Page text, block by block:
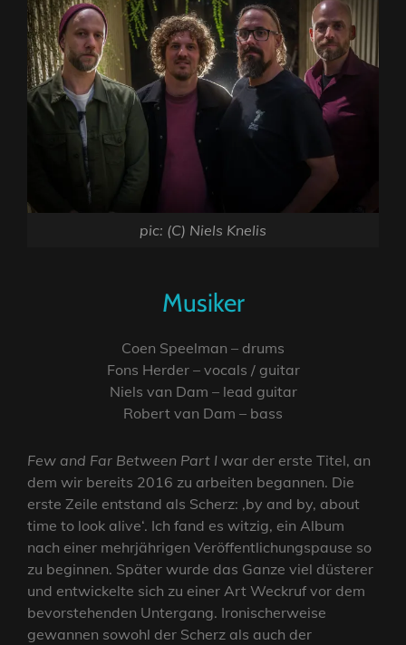
pic: (C) Niels Knelis
Musiker
Coen Speelman – drums
Fons Herder – vocals / guitar
Niels van Dam – lead guitar
Robert van Dam – bass
Few and Far Between Part I war der erste Titel, an
dem wir bereits 2016 zu arbeiten begannen. Die
erste Zeile entstand als Scherz: ‚by and by, about
time to look alive‘. Ich fand es witzig, ein Album
nach einer mehrjährigen Veröffentlichungspause so
zu beginnen. Später wurde das Ganze viel düsterer
und entwickelte sich zu einer Art Weckruf vor dem
bevorstehenden Untergang. Ironischerweise
gewannen sowohl der Scherz als auch der